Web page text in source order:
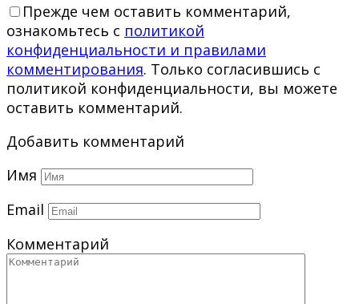
Прежде чем оставить комментарий,
ознакомьтесь с политикой
конфиденциальности и правилами
комментирования. Только согласившись с
политикой конфиденциальности, вы можете
оставить комментарий.
Добавить комментарий
Имя
Email
Комментарий